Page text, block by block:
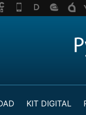
KIT DIGITAL